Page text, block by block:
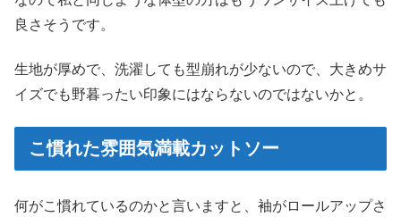
良さそうです。
生地が厚めで、洗濯しても型崩れが少ないので、大きめサ
イズでも野暮ったい印象にはならないのではないかと。
こ慣れた雰囲気満載カットソー
何がこ慣れているのかと言いますと、 袖がロールアップさ